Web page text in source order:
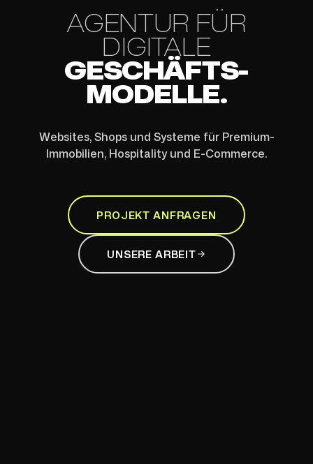
AGENTUR FÜR
DIGITALE
GESCHÄFTS­
MODELLE.
Websites, Shops und Systeme für Premium-
Immobilien, Hospitality und E-Commerce.
PROJEKT ANFRAGEN
UNSERE ARBEIT